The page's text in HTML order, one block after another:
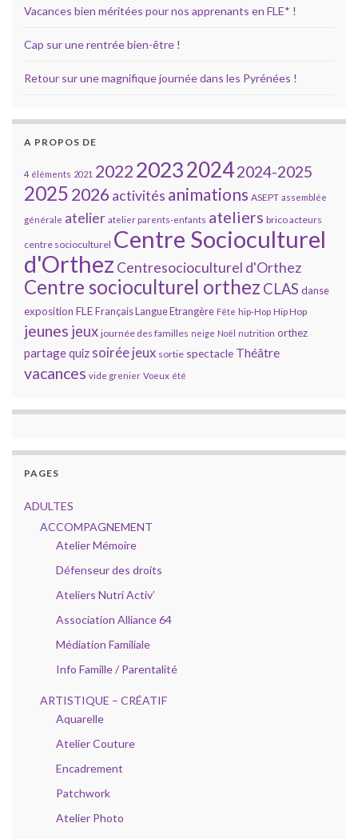
Vacances bien méritées pour nos apprenants en FLE* !
Cap sur une rentrée bien-être !
Retour sur une magnifique journée dans les Pyrénées !
A PROPOS DE
4 éléments 2021 2022202320242024-2025
20252026 activités animations ASEPT assemblée
générale atelier atelier parents-enfants ateliers brico acteurs
centre socioculturel Centre Socioculturel
d'Orthez Centresocioculturel d'Orthez
Centre socioculturel orthez CLAS danse
exposition FLE Français Langue Etrangère Fête hip-Hop Hip Hop
jeunes jeux journée des familles neige Noël nutrition orthez
partagequiz soirée jeux sortie spectacle Théâtre
vacances vide grenier Voeux été
PAGES
ADULTES
ACCOMPAGNEMENT
Atelier Mémoire
Défenseur des droits
Ateliers Nutri Activ’
Association Alliance 64
Médiation Familiale
Info Famille / Parentalité
ARTISTIQUE – CRÉATIF
Aquarelle
Atelier Couture
Encadrement
Patchwork
Atelier Photo